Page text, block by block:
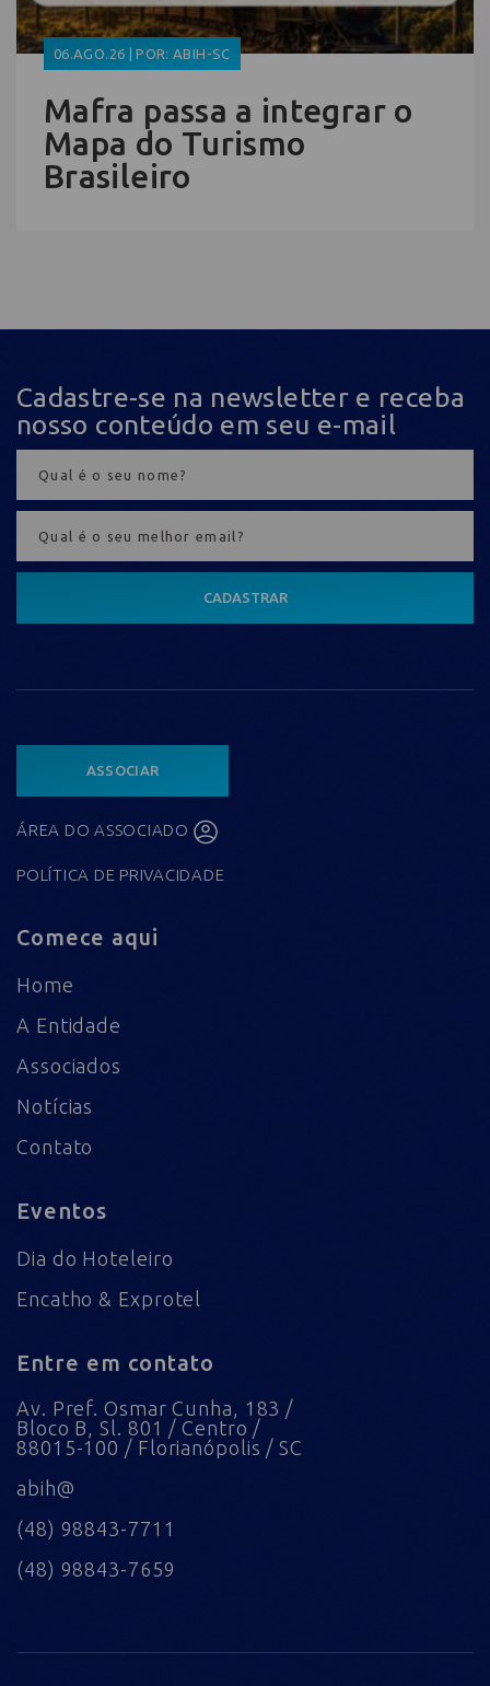
06.AGO.26 | POR: ABIH-SC
Mafra passa a integrar o
Mapa do Turismo
Brasileiro
Cadastre-se na newsletter e receba
nosso conteúdo em seu e-mail
CADASTRAR
ASSOCIAR
ÁREA DO ASSOCIADO
POLÍTICA DE PRIVACIDADE
Comece aqui
Home
A Entidade
Associados
Notícias
Contato
Eventos
Dia do Hoteleiro
Encatho & Exprotel
Entre em contato
Av. Pref. Osmar Cunha, 183 /
Bloco B, Sl. 801 / Centro /
88015-100 / Florianópolis / SC
abih@
(48) 98843-7711
(48) 98843-7659